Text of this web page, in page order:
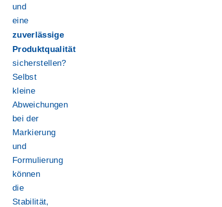
und
eine
zuverlässige
Produktqualität
sicherstellen?
Selbst
kleine
Abweichungen
bei der
Markierung
und
Formulierung
können
die
Stabilität,